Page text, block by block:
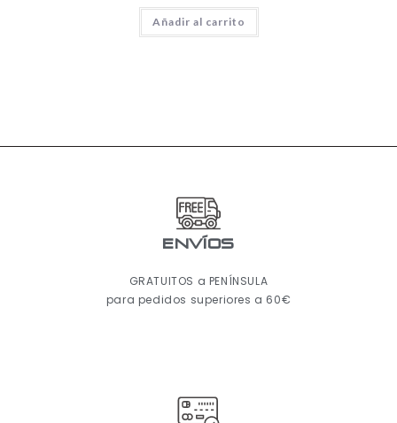
Añadir al carrito
ENVÍOS
GRATUITOS a PENÍNSULA
para pedidos superiores a 60€